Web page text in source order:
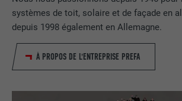
systèmes de toit, solaire et de façade en
depuis 1998 également en Allemagne.
À PROPOS DE L'ENTREPRISE PREFA